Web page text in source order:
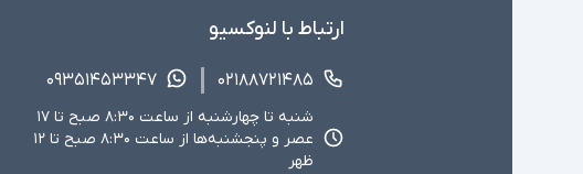
ارتباط با لنوکسیو
۰۲۱۸۸۷۲۱۴۸۵ ۰۹۳۵۱۴۵۳۳۴۷
شنبه تا چهارشنبه از ساعت ۸:۳۰ صبح تا ۱۷
عصر و پنجشنبه‌ها از ساعت ۸:۳۰ صبح تا ۱۲
ظهر